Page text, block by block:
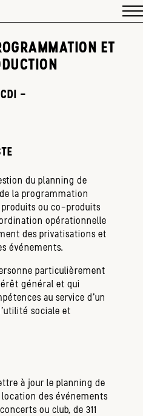
ET
-
du planning de
la programmation
ou co-produits
opérationnelle
des privatisations et
événements.
particulièrement
général et qui
au service d'un
sociale et
à jour le planning de
des événements
ou club, de 311